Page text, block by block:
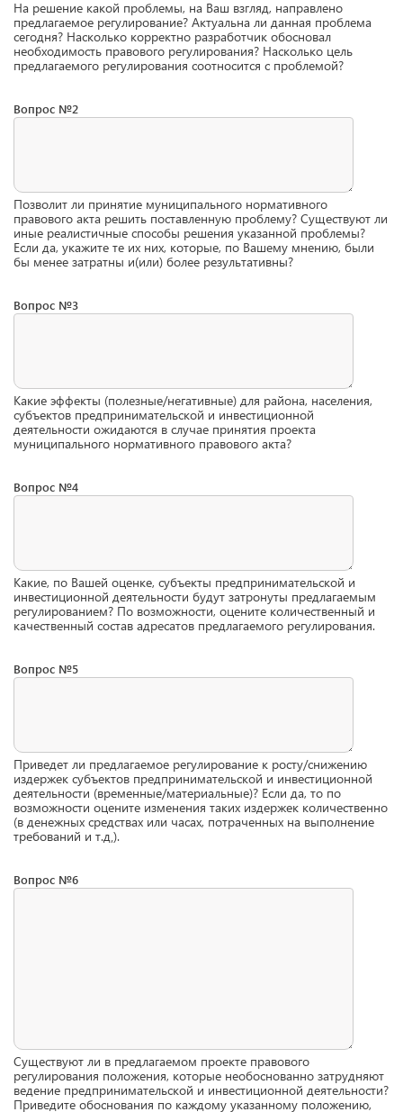
На решение какой проблемы, на Ваш взгляд, направлено
предлагаемое регулирование? Актуальна ли данная проблема
сегодня? Насколько корректно разработчик обосновал
необходимость правового регулирования? Насколько цель
предлагаемого регулирования соотносится с проблемой?
Вопрос №2
Позволит ли принятие муниципального нормативного
правового акта решить поставленную проблему? Существуют ли
иные реалистичные способы решения указанной проблемы?
Если да, укажите те их них, которые, по Вашему мнению, были
бы менее затратны и(или) более результативны?
Вопрос №3
Какие эффекты (полезные/негативные) для района, населения,
субъектов предпринимательской и инвестиционной
деятельности ожидаются в случае принятия проекта
муниципального нормативного правового акта?
Вопрос №4
Какие, по Вашей оценке, субъекты предпринимательской и
инвестиционной деятельности будут затронуты предлагаемым
регулированием? По возможности, оцените количественный и
качественный состав адресатов предлагаемого регулирования.
Вопрос №5
Приведет ли предлагаемое регулирование к росту/снижению
издержек субъектов предпринимательской и инвестиционной
деятельности (временные/материальные)? Если да, то по
возможности оцените изменения таких издержек количественно
(в денежных средствах или часах, потраченных на выполнение
требований и т.д‚).
Вопрос №6
Существуют ли в предлагаемом проекте правового
регулирования положения, которые необоснованно затрудняют
ведение предпринимательской и инвестиционной деятельности?
Приведите обоснования по каждому указанному положению,